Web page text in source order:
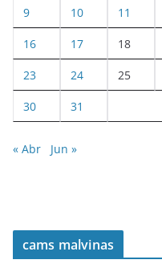
9 10 11
16 17 18
23 24 25
30 31
« Abr Jun »
cams malvinas